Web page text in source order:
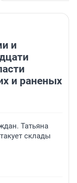
посетителям
и
и раненых
Татьяна
склады